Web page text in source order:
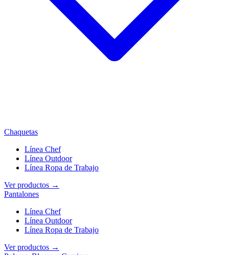
Chaquetas
Línea Chef
Línea Outdoor
Línea Ropa de Trabajo
Ver productos →
Pantalones
Línea Chef
Línea Outdoor
Línea Ropa de Trabajo
Ver productos →